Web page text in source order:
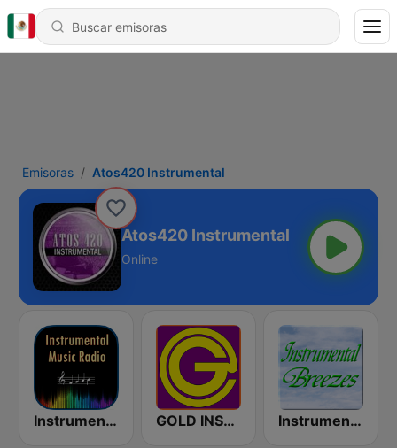
Emisoras Atos420 Instrumental
Atos420 Instrumental
Online
Instrumental Radio GOLD INSTRUMENTAL Instrumental Breezes